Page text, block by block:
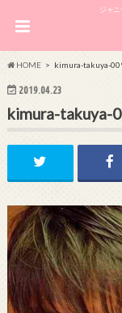
ジャ
HOME kimura-takuya-
2019.04.23
kimura-takuya-